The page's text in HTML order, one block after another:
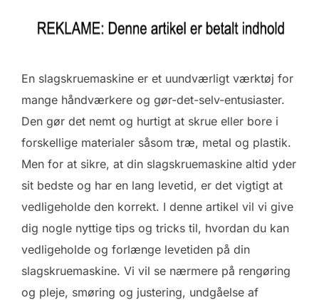
En slagskruemaskine er et uundværligt værktøj for
mange håndværkere og gør-det-selv-entusiaster.
Den gør det nemt og hurtigt at skrue eller bore i
forskellige materialer såsom træ, metal og plastik.
Men for at sikre, at din slagskruemaskine altid yder
sit bedste og har en lang levetid, er det vigtigt at
vedligeholde den korrekt. I denne artikel vil vi give
dig nogle nyttige tips og tricks til, hvordan du kan
vedligeholde og forlænge levetiden på din
slagskruemaskine. Vi vil se nærmere på rengøring
og pleje, smøring og justering, undgåelse af